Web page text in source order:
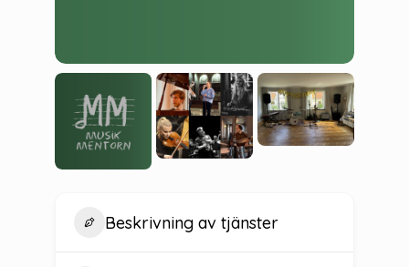
Beskrivning av tjänster